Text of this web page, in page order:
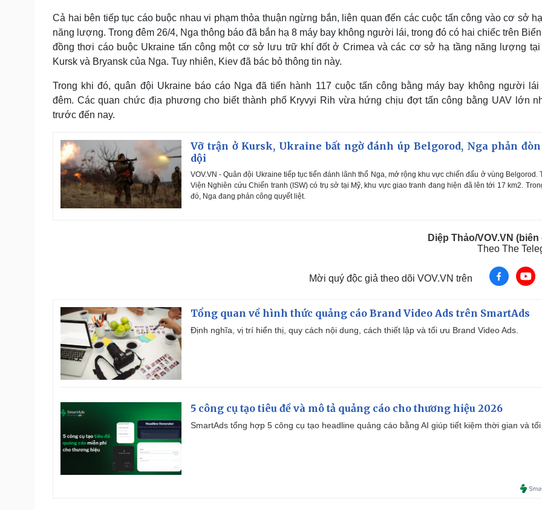
Cả hai bên tiếp tục cáo buộc nhau vi phạm thỏa thuận ngừng bắn, liên quan đến các cuộc tấn công vào cơ sở
năng lượng. Trong đêm 26/4, Nga thông báo đã bắn hạ 8 máy bay không người lái, trong đó có hai chiếc trên
đồng thơi cáo buộc Ukraine tấn công một cơ sở lưu trữ khí đốt ở Crimea và các cơ sở hạ tầng năng lượng tại
Kursk và Bryansk của Nga. Tuy nhiên, Kiev đã bác bỏ thông tin này.
Trong khi đó, quân đội Ukraine báo cáo Nga đã tiến hành 117 cuộc tấn công bằng máy bay không người lái
đêm. Các quan chức địa phương cho biết thành phố Kryvyi Rih vừa hứng chịu đợt tấn công bằng UAV lớn
trước đến nay.
Vỡ trận ở Kursk, Ukraine bất ngờ đánh úp Belgorod, Nga phản
dội
VOV.VN - Quân đội Ukraine tiếp tục tiến đánh lãnh thổ Nga, mở rộng khu vực chiến đấu ở vùng Belgorod.
Viện Nghiên cứu Chiến tranh (ISW) có trụ sở tại Mỹ, khu vực giao tranh đang hiện đã lên tới 17 km2.
đó, Nga đang phản công quyết liệt.
Diệp Thảo/VOV.VN
Theo The
Mời quý độc giả theo dõi VOV.VN trên
Tổng quan về hình thức quảng cáo Brand Video Ads trên SmartAds
Định nghĩa, vị trí hiển thị, quy cách nội dung, cách thiết lập và tối ưu Brand Video Ads.
5 công cụ tạo tiêu đề và mô tả quảng cáo cho thương hiệu 2026
SmartAds tổng hợp 5 công cụ tạo headline quảng cáo bằng AI giúp tiết kiệm thời gian và